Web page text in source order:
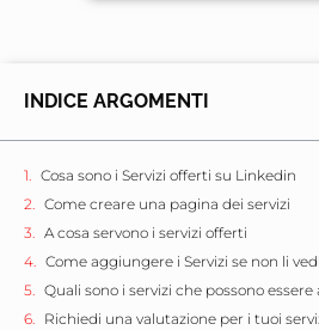
INDICE ARGOMENTI
Cosa sono i Servizi offerti su Linkedin
Come creare una pagina dei servizi
A cosa servono i servizi offerti
Come aggiungere i Servizi se non li
Quali sono i servizi che possono
Richiedi una valutazione per i tuoi